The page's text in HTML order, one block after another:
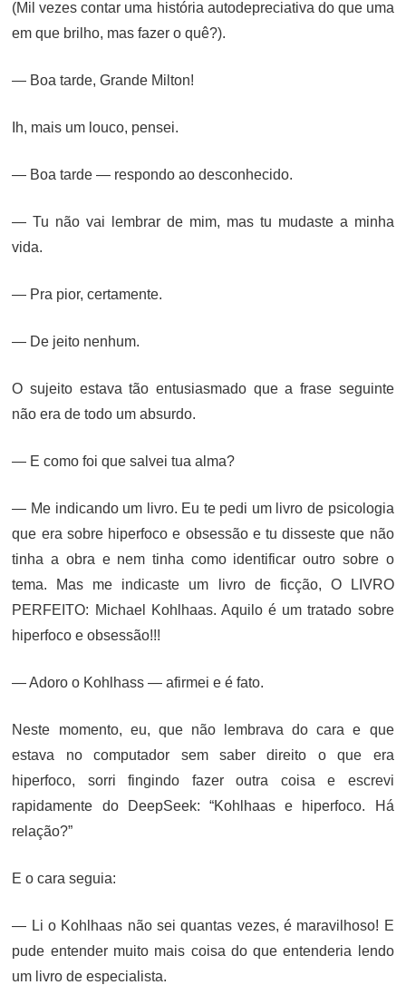
(Mil vezes contar uma história autodepreciativa do que uma
em que brilho, mas fazer o quê?).
— Boa tarde, Grande Milton!
Ih, mais um louco, pensei.
— Boa tarde — respondo ao desconhecido.
— Tu não vai lembrar de mim, mas tu mudaste a minha
vida.
— Pra pior, certamente.
— De jeito nenhum.
O sujeito estava tão entusiasmado que a frase seguinte
não era de todo um absurdo.
— E como foi que salvei tua alma?
— Me indicando um livro. Eu te pedi um livro de psicologia
que era sobre hiperfoco e obsessão e tu disseste que não
tinha a obra e nem tinha como identificar outro sobre o
tema. Mas me indicaste um livro de ficção, O LIVRO
PERFEITO: Michael Kohlhaas. Aquilo é um tratado sobre
hiperfoco e obsessão!!!
— Adoro o Kohlhass — afirmei e é fato.
Neste momento, eu, que não lembrava do cara e que
estava no computador sem saber direito o que era
hiperfoco, sorri fingindo fazer outra coisa e escrevi
rapidamente do DeepSeek: “Kohlhaas e hiperfoco. Há
relação?”
E o cara seguia:
— Li o Kohlhaas não sei quantas vezes, é maravilhoso! E
pude entender muito mais coisa do que entenderia lendo
um livro de especialista.